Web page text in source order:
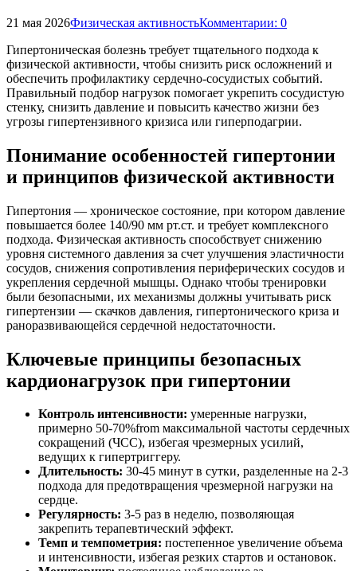
21 мая 2026Физическая активностьКомментарии: 0
Гипертоническая болезнь требует тщательного подхода к
физической активности, чтобы снизить риск осложнений и
обеспечить профилактику сердечно-сосудистых событий.
Правильный подбор нагрузок помогает укрепить сосудистую
стенку, снизить давление и повысить качество жизни без
угрозы гипертензивного кризиса или гиперподагрии.
Понимание особенностей гипертонии
и принципов физической активности
Гипертония — хроническое состояние, при котором давление
повышается более 140/90 мм рт.ст. и требует комплексного
подхода. Физическая активность способствует снижению
уровня системного давления за счет улучшения эластичности
сосудов, снижения сопротивления периферических сосудов и
укрепления сердечной мышцы. Однако чтобы тренировки
были безопасными, их механизмы должны учитывать риск
гипертензии — скачков давления, гипертонического криза и
раноразвивающейся сердечной недостаточности.
Ключевые принципы безопасных
кардионагрузок при гипертонии
Контроль интенсивности: умеренные нагрузки,
примерно 50-70%from максимальной частоты сердечных
сокращений (ЧСС), избегая чрезмерных усилий,
ведущих к гипертриггеру.
Длительность: 30-45 минут в сутки, разделенные на 2-3
подхода для предотвращения чрезмерной нагрузки на
сердце.
Регулярность: 3-5 раз в неделю, позволяющая
закрепить терапевтический эффект.
Темп и темпометрия: постепенное увеличение объема
и интенсивности, избегая резких стартов и остановок.